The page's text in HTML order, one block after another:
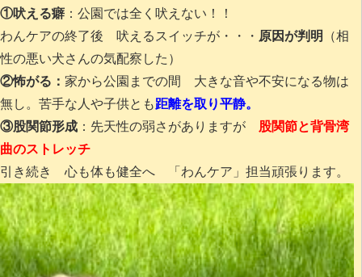
①吠える癖 ：公園では全く吠えない！！
わんケアの終了後 吠えるスイッチが・・・ 原因が判明
（相
性の悪い犬さんの気配察した）
②怖がる： 家から公園までの間 大きな音や不安になる物は
無し。苦手な人や子供とも距離を取り平静。
③股関節形成 ：先天性の弱さがありますが 股関節と背骨湾
曲のストレッチ
引き続き 心も体も健全へ 「わんケア」担当頑張ります。